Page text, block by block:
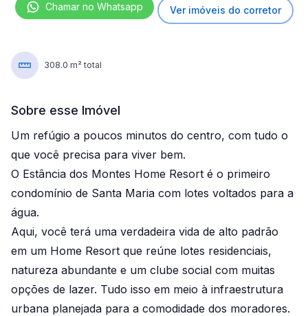
Chamar no Whatsapp Ver imóveis do corretor
308.0 m² total
Sobre esse Imóvel
Um refúgio a poucos minutos do centro, com tudo o
que você precisa para viver bem.
O Estância dos Montes Home Resort é o primeiro
condomínio de Santa Maria com lotes voltados para a
água.
Aqui, você terá uma verdadeira vida de alto padrão
em um Home Resort que reúne lotes residenciais,
natureza abundante e um clube social com muitas
opções de lazer. Tudo isso em meio à infraestrutura
urbana planejada para a comodidade dos moradores.